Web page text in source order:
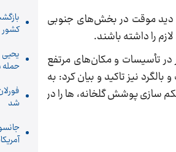
دید موقت در بخش‌های جنوبی
را داشته باشند.
در تأسیسات و مکان‌های مرتفع
نیز تاکید و بیان کرد: به
سازی پوشش گلخانه، ها را در
کشور
حمله
شد